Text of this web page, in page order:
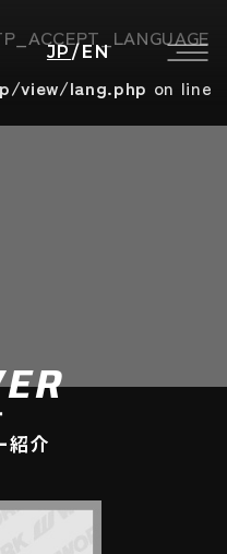
view/lang.php on line
JP / EN
紹介